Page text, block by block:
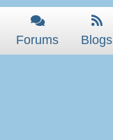
Forums Blogs